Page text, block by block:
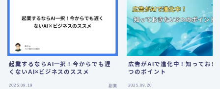
Follow Me
起業するならAI一択！今からでも遅
くないAI×ビジネスのススメ
2025.09.19 副業
広告がAIで進化中！知っておき
つのポイント
2025.09.20